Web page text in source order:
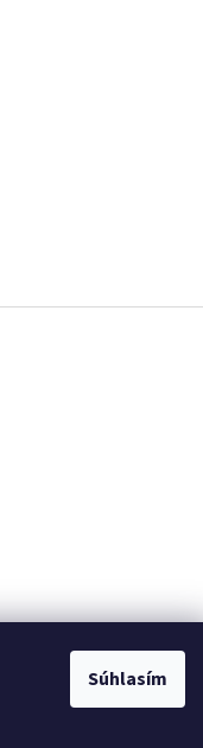
Súhlasím